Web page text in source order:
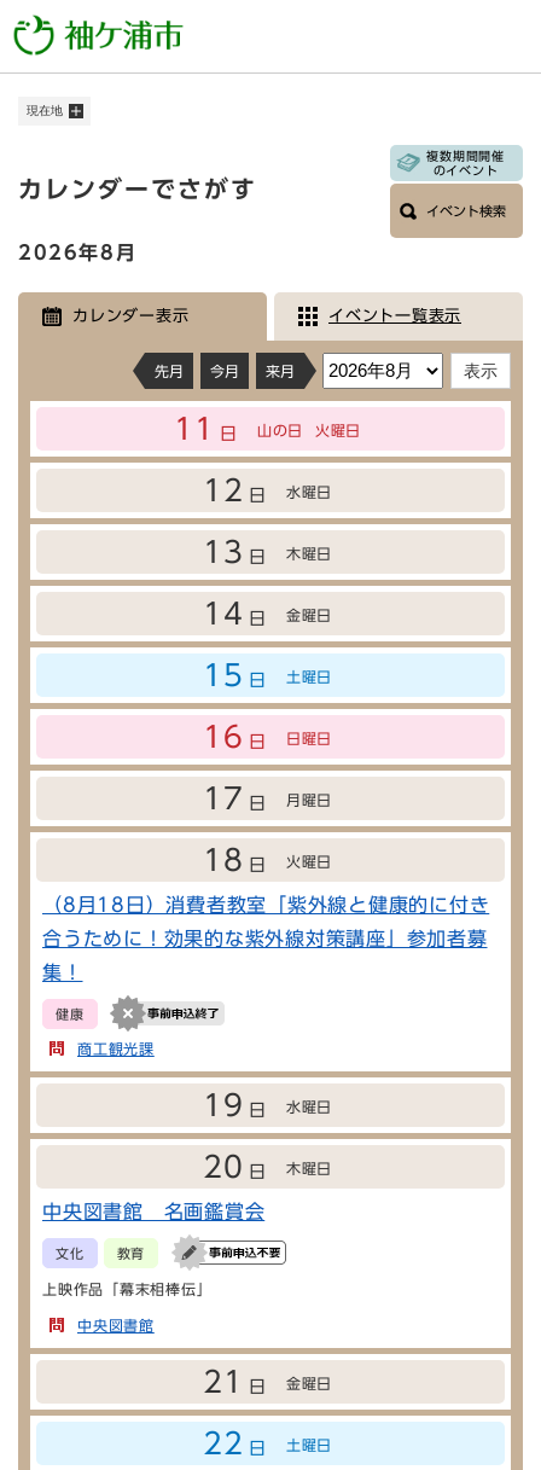
ー
メニューを飛ばして本文へ
現在地
文
カレンダーでさがす
複数期間開催
のイベント
イベント検索
2026年8月
カレンダー表示 イベント一覧表示
先月 今月 来月
11 日 山の日 火曜日
12 日 水曜日
13 日 木曜日
14 日 金曜日
15 日 土曜日
16 日 日曜日
17 日 月曜日
18 日 火曜日
（8月18日）消費者教室「紫外線と健康的に付き
合うために！効果的な紫外線対策講座」参加者募
集！
健康
商工観光課
19 日 水曜日
20 日 木曜日
中央図書館 名画鑑賞会
文化 教育
上映作品「幕末相棒伝」
中央図書館
21 日 金曜日
22 日 土曜日